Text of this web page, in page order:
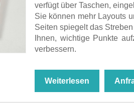
verfügt über Taschen,
Sie können mehr Layouts
Seiten spiegelt das
Ihnen, wichtige Punkte
verbessern.
Weiterlesen